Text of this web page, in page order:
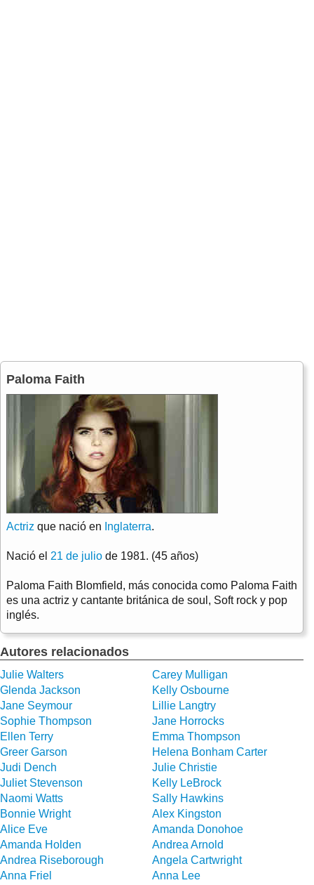
Paloma Faith
Actriz que nació en Inglaterra.
Nació el 21 de julio de 1981. (45 años)
Paloma Faith Blomfield, más conocida como Paloma Faith
es una actriz y cantante británica de soul, Soft rock y pop
inglés.
Autores relacionados
Julie Walters
Carey Mulligan
Glenda Jackson
Kelly Osbourne
Jane Seymour
Lillie Langtry
Sophie Thompson
Jane Horrocks
Ellen Terry
Emma Thompson
Greer Garson
Helena Bonham Carter
Judi Dench
Julie Christie
Juliet Stevenson
Kelly LeBrock
Naomi Watts
Sally Hawkins
Bonnie Wright
Alex Kingston
Alice Eve
Amanda Donohoe
Amanda Holden
Andrea Arnold
Andrea Riseborough
Angela Cartwright
Anna Friel
Anna Lee